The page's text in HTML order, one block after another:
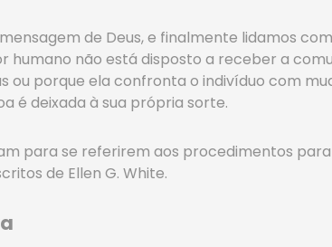
de Deus, e finalmente lidamos
humano não está disposto a receber a
ou porque ela confronta o indivíduo com
é deixada à sua própria sorte.
para se referirem aos procedimentos
de Ellen G. White.